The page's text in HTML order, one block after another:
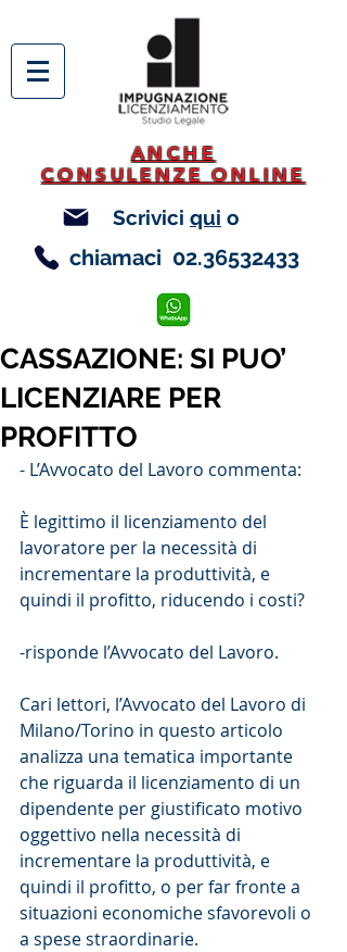
ANCHE
CONSULENZE ONLINE
Scrivici qui o
chiamaci 02.36532433
CASSAZIONE: SI PUO’
LICENZIARE PER
PROFITTO
- L’Avvocato del Lavoro commenta:
È legittimo il licenziamento del
lavoratore per la necessità di
incrementare la produttività, e
quindi il profitto, riducendo i costi?
-risponde l’Avvocato del Lavoro.
Cari lettori, l’Avvocato del Lavoro di
Milano/Torino in questo articolo
analizza una tematica importante
che riguarda il licenziamento di un
dipendente per giustificato motivo
oggettivo nella necessità di
incrementare la produttività, e
quindi il profitto, o per far fronte a
situazioni economiche sfavorevoli o
a spese straordinarie.